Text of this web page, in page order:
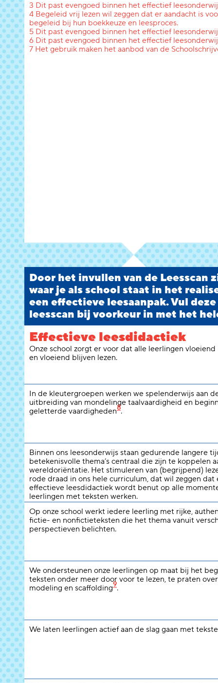
3 Dit past evengoed binnen het effectief
4 Begeleid vrij lezen wil zeggen dat er aandacht is
begeleid bij hun boekkeuze en leesproces.
5 Dit past evengoed binnen het effectief
6 Dit past evengoed binnen het effectief
7 Het gebruik maken het aanbod van de
Door het invullen van de Leesscan
waar je als school staat in het
een effectieve leesaanpak. Vul deze
leesscan bij voorkeur in met het
Effectieve leesdidactiek
Onze school zorgt er voor dat alle leerlingen vloeiend
en vloeiend blijven lezen.
In de kleutergroepen werken we spelenderwijs aan
uitbreiding van mondelinge taalvaardigheid en
geletterde vaardigheden8.
Binnen ons leesonderwijs staan gedurende langere
betekenisvolle thema’s centraal die zijn te koppelen
wereldoriëntatie. Het stimuleren van (begrijpend)
rode draad in ons hele curriculum, dat wil zeggen dat
effectieve leesdidactiek wordt benut op alle
leerlingen met teksten werken.
Op onze school werkt iedere leerling met rijke,
fictie- en nonfictieteksten die het thema vanuit
perspectieven belichten.
We ondersteunen onze leerlingen op maat bij het
teksten onder meer door voor te lezen, te praten
modeling en scaffolding9.
We laten leerlingen actief aan de slag gaan met